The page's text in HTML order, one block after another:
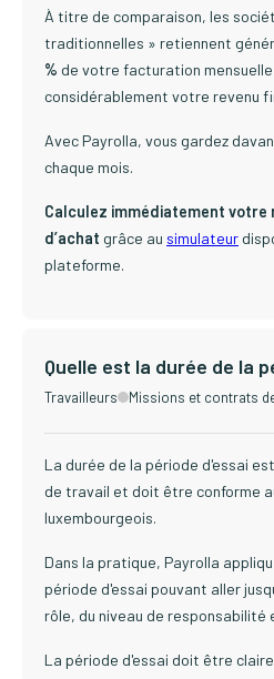
À titre de comparaison, les
traditionnelles » retiennent
% de votre facturation
considérablement votre revenu
Avec Payrolla, vous gardez
chaque mois.
Calculez immédiatement votre
d’achat grâce au simulateur
plateforme.
Quelle est la durée de la
Travailleurs Missions et contrats
La durée de la période d'essai
de travail et doit être conforme
luxembourgeois.
Dans la pratique, Payrolla
période d'essai pouvant aller
rôle, du niveau de responsabilité
La période d'essai doit être